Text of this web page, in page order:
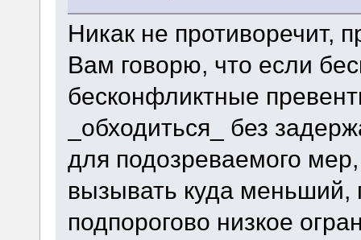
Никак не противоречит,
Вам говорю, что если
бесконфликтные
_обходиться_ без
для подозреваемого мер,
вызывать куда меньший,
подпорогово низкое